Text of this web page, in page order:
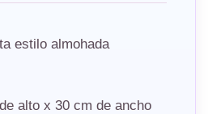
estilo almohada
alto x 30 cm de ancho